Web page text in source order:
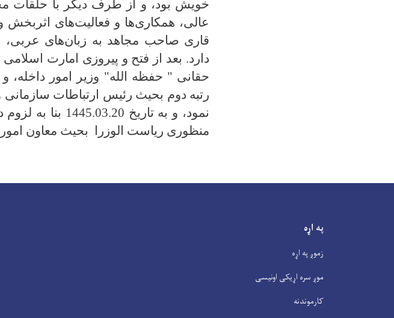
خویش بود، و از طرف دیگر با حلقات
عالی، همکاری‌ها و فعالیت‌های
قاری صاحب مجاهد به زبان‌های
دارد. بعد از فتح و پیروزی امارت اسلامی
حقانی " حفظه الله" وزیر امور
رتبه دوم بحیث رئیس ارتباطات
نمود، و به
منظوری ریاست الوزرا بحیث معاون امور
په اړه
زموږ په اړه
موږ سره اړیکی اونیسی
کارموندنه